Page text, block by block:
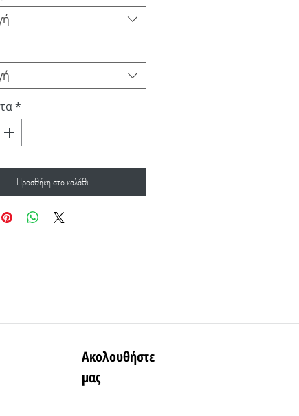
*
Προσθήκη στο καλάθι
Ακολουθήστε
μας